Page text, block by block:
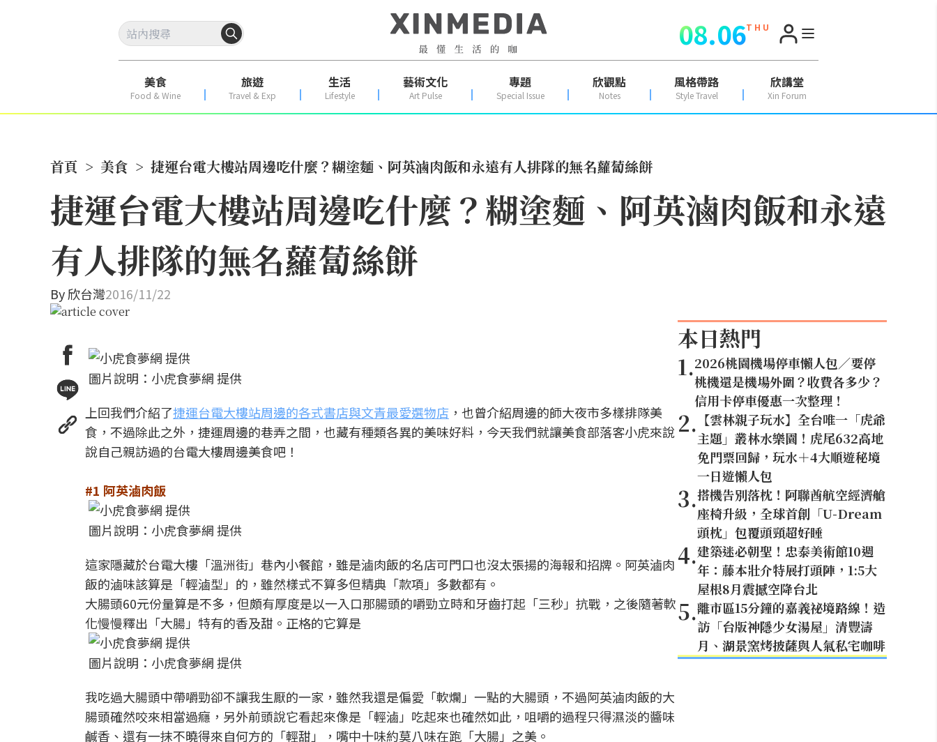
08.06T H U
美食
Food & Wine
旅遊
Travel & Exp
生活
Lifestyle
藝術文化
Art Pulse
專題
Special Issue
欣觀點
Notes
風格帶路
Style Travel
欣講堂
Xin Forum
首頁 > 美食 > 捷運台電大樓站周邊吃什麼？糊塗麵、阿英滷肉飯和永遠有人排隊的無名蘿蔔絲餅
捷運台電大樓站周邊吃什麼？糊塗麵、阿英滷肉飯和永遠
有人排隊的無名蘿蔔絲餅
By欣台灣2016/11/22
圖片說明：小虎食夢網 提供
上回我們介紹了捷運台電大樓站周邊的各式書店與文青最愛選物店 ，也曾介紹周邊的師大夜市多樣排隊美
食，不過除此之外，捷運周邊的巷弄之間，也藏有種類各異的美味好料，今天我們就讓美食部落客小虎來說
說自己親訪過的台電大樓周邊美食吧！
#1 阿英滷肉飯
圖片說明：小虎食夢網 提供
這家隱藏於台電大樓「溫洲街」巷內小餐館，雖是滷肉飯的名店可門口也沒太張揚的海報和招牌。阿英滷肉
飯的滷味該算是「輕滷型」的，雖然樣式不算多但精典「款項」多數都有。
大腸頭60元份量算是不多，但頗有厚度是以一入口那腸頭的嚼勁立時和牙齒打起「三秒」抗戰，之後隨著軟
化慢慢釋出「大腸」特有的香及甜。正格的它算是
圖片說明：小虎食夢網 提供
我吃過大腸頭中帶嚼勁卻不讓我生厭的一家，雖然我還是偏愛「軟爛」一點的大腸頭，不過阿英滷肉飯的大
腸頭確然咬來相當過癮，另外前頭說它看起來像是「輕滷」吃起來也確然如此，咀嚼的過程只得濕淡的醬味
鹹香、還有一抹不曉得來自何方的「輕甜」，嘴中十味約莫八味在跑「大腸」之美。
本日熱門
1.2026桃園機場停車懶人包／要停
桃機還是機場外圍？收費各多少？
信用卡停車優惠一次整理！
2. 【雲林親子玩水】全台唯一「虎爺
主題」叢林水樂園！虎尾632高地
免門票回歸，玩水＋4大順遊秘境
一日遊懶人包
3.搭機告別落枕！阿聯酋航空經濟艙
座椅升級，全球首創「U-Dream
頭枕」包覆頭頸超好睡
4.建築迷必朝聖！忠泰美術館10週
年：藤本壯介特展打頭陣，1:5大
屋根8月震撼空降台北
5.離市區15分鐘的嘉義祕境路線！造
訪「台版神隱少女湯屋」清豐濤
月、湖景窯烤披薩與人氣私宅咖啡